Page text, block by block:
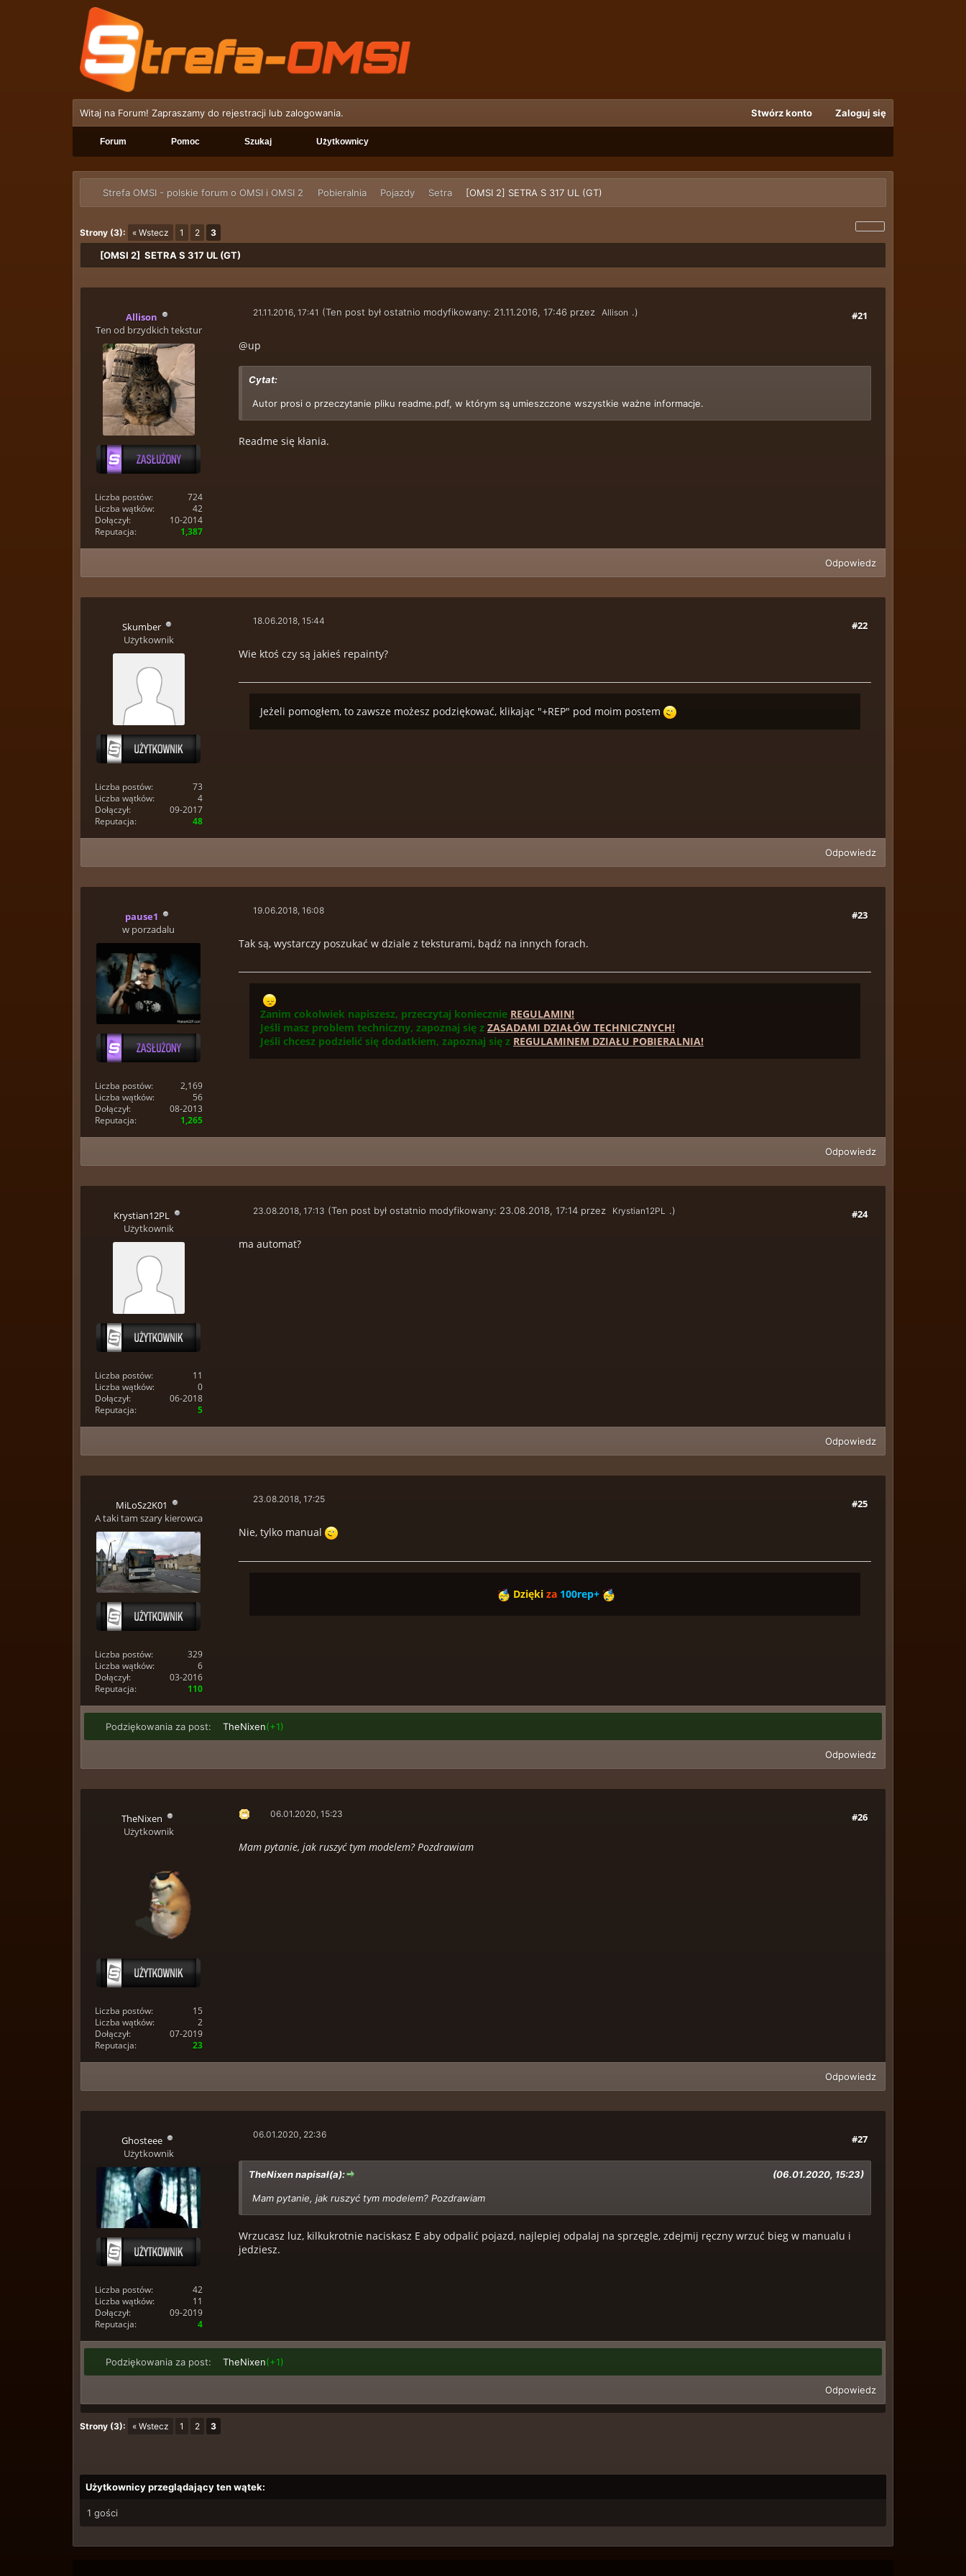
Witaj na Forum! Zapraszamy do rejestracji lub zalogowania. Stwórz konto Zaloguj się
Forum Pomoc Szukaj Użytkownicy
Strefa OMSI - polskie forum o OMSI i OMSI 2 Pobieralnia Pojazdy Setra [OMSI 2] SETRA S 317 UL (GT)
Strony (3): « Wstecz 1 2 3
[OMSI 2] SETRA S 317 UL (GT)
Allison
Ten od brzydkich tekstur
Liczba postów:
724
Liczba wątków:
42
Dołączył:
10-2014
Reputacja:
1,387
#21
21.11.2016, 17:41 (Ten post był ostatnio modyfikowany: 21.11.2016, 17:46 przez Allison .)
@up
Cytat:
Autor prosi o przeczytanie pliku readme.pdf, w którym są umieszczone wszystkie ważne informacje.
Readme się kłania.
Odpowiedz
Skumber
Użytkownik
Liczba postów:
73
Liczba wątków:
4
Dołączył:
09-2017
Reputacja:
48
#22
18.06.2018, 15:44
Wie ktoś czy są jakieś repainty?
Jeżeli pomogłem, to zawsze możesz podziękować, klikając "+REP" pod moim postem
Odpowiedz
pause1
w porzadalu
Liczba postów:
2,169
Liczba wątków:
56
Dołączył:
08-2013
Reputacja:
1,265
#23
19.06.2018, 16:08
Tak są, wystarczy poszukać w dziale z teksturami, bądź na innych forach.
Zanim cokolwiek napiszesz, przeczytaj koniecznie REGULAMIN!
Jeśli masz problem techniczny, zapoznaj się z ZASADAMI DZIAŁÓW TECHNICZNYCH!
Jeśli chcesz podzielić się dodatkiem, zapoznaj się z REGULAMINEM DZIAŁU POBIERALNIA!
Odpowiedz
Krystian12PL
Użytkownik
Liczba postów:
11
Liczba wątków:
0
Dołączył:
06-2018
Reputacja:
5
#24
23.08.2018, 17:13 (Ten post był ostatnio modyfikowany: 23.08.2018, 17:14 przez Krystian12PL .)
ma automat?
Odpowiedz
MiLoSz2K01
A taki tam szary kierowca
Liczba postów:
329
Liczba wątków:
6
Dołączył:
03-2016
Reputacja:
110
#25
23.08.2018, 17:25
Nie, tylko manual
Dziękiza100rep+
Podziękowania za post: TheNixen(+1)
Odpowiedz
TheNixen
Użytkownik
Liczba postów:
15
Liczba wątków:
2
Dołączył:
07-2019
Reputacja:
23
#26
06.01.2020, 15:23
Mam pytanie, jak ruszyć tym modelem? Pozdrawiam
Odpowiedz
Ghosteee
Użytkownik
Liczba postów:
42
Liczba wątków:
11
Dołączył:
09-2019
Reputacja:
4
#27
06.01.2020, 22:36
(06.01.2020, 15:23)
TheNixen napisał(a):
Mam pytanie, jak ruszyć tym modelem? Pozdrawiam
Wrzucasz luz, kilkukrotnie naciskasz E aby odpalić pojazd, najlepiej odpalaj na sprzęgle, zdejmij ręczny wrzuć bieg w manualu i
jedziesz.
Podziękowania za post: TheNixen(+1)
Odpowiedz
Strony (3): « Wstecz 1 2 3
Użytkownicy przeglądający ten wątek:
1 gości